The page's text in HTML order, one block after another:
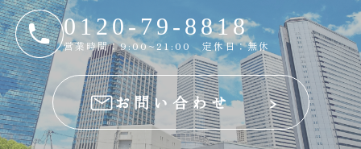
0120-79-8818
営業時間：9:00~21:00 定休日：無休
お問い合わせ